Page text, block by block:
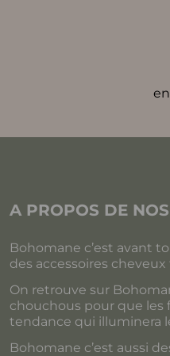
A PROPOS DE
Bohomane c’est avant
des accessoires
On retrouve sur
chouchous pour que les
tendance qui illuminera
Bohomane c’est aussi